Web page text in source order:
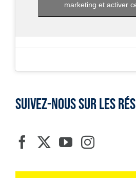
marketing et activer
SUIVEZ-NOUS SUR LES